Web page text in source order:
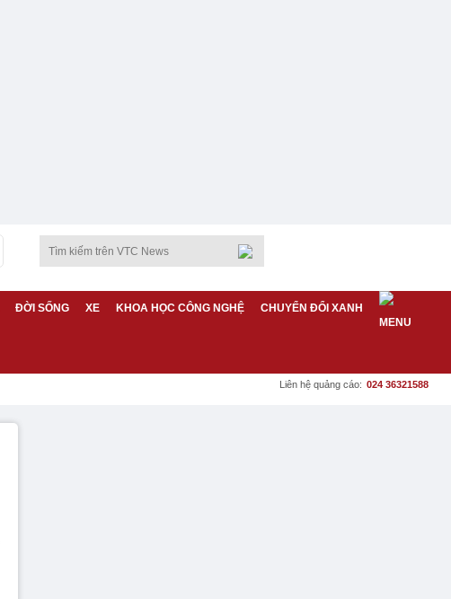
ĐỜI SỐNG XE KHOA HỌC CÔNG NGHỆ CHUYỂN ĐỔI XANH
Liên hệ quảng cáo: 024 36321588